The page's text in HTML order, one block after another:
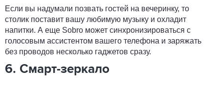
Если вы надумали позвать гостей на вечеринку, то
столик поставит вашу любимую музыку и охладит
напитки. А еще Sobro может синхронизироваться с
голосовым ассистентом вашего телефона и заряжать
без проводов несколько гаджетов сразу.
6. Смарт-зеркало